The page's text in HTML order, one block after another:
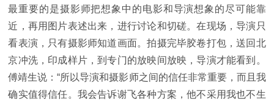
最重要的是摄影师把想象中的电影和导演想象的尽可能靠
近，再用图片表述出来，进行讨论和切磋。在现场，导演只
看表演，只有摄影师知道画面。拍摄完毕胶卷打包，送回北
京冲洗，印成样片，到专门的放映间放映，导演才能看到。
傅靖生说：“所以导演和摄影师之间的信任非常重要，而且我
确实值得信任。我会告诉谢飞各种方案，他不采用我也不生